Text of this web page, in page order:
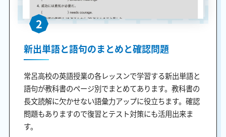
2
新出単語と語句のまとめと確認問題
常呂高校の英語授業の各レッスンで学習する新出単語と
語句が教科書のページ別でまとめてあります。教科書の
長文読解に欠かせない語彙力アップに役立ちます。確認
問題もありますので復習とテスト対策にも活用出来ま
す。